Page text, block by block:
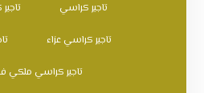
تاجير كراسي
تاجير كراسي عزاء
تاجير كراسي ملكي